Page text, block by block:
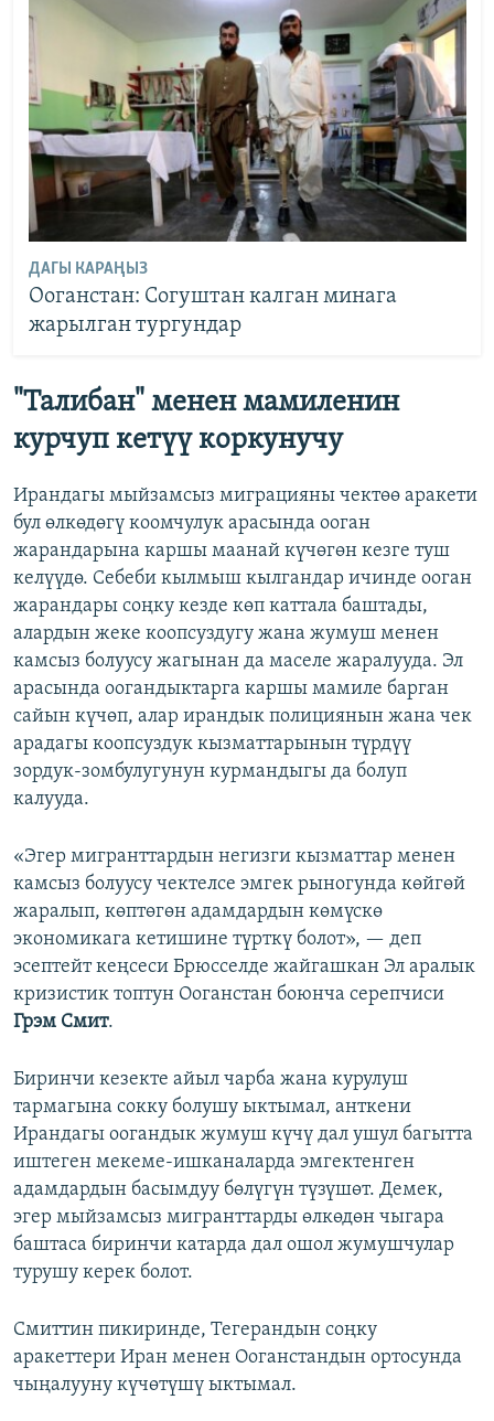
ДАГЫ КАРАҢЫЗ
Ооганстан: Согуштан калган минага
жарылган тургундар
"Талибан" менен мамиленин
курчуп кетүү коркунучу
Ирандагы мыйзамсыз миграцияны чектөө аракети
бул өлкөдөгү коомчулук арасында ооган
жарандарына каршы маанай күчөгөн кезге туш
келүүдө. Себеби кылмыш кылгандар ичинде ооган
жарандары соңку кезде көп каттала баштады,
алардын жеке коопсуздугу жана жумуш менен
камсыз болуусу жагынан да маселе жаралууда. Эл
арасында оогандыктарга каршы мамиле барган
сайын күчөп, алар ирандык полициянын жана чек
арадагы коопсуздук кызматтарынын түрдүү
зордук-зомбулугунун курмандыгы да болуп
калууда.
«Эгер мигранттардын негизги кызматтар менен
камсыз болуусу чектелсе эмгек рыногунда көйгөй
жаралып, көптөгөн адамдардын көмүскө
экономикага кетишине түрткү болот», — деп
эсептейт кеңсеси Брюсселде жайгашкан Эл аралык
кризистик топтун Ооганстан боюнча серепчиси
Грэм Смит.
Биринчи кезекте айыл чарба жана курулуш
тармагына сокку болушу ыктымал, анткени
Ирандагы оогандык жумуш күчү дал ушул багытта
иштеген мекеме-ишканаларда эмгектенген
адамдардын басымдуу бөлүгүн түзүшөт. Демек,
эгер мыйзамсыз мигранттарды өлкөдөн чыгара
баштаса биринчи катарда дал ошол жумушчулар
турушу керек болот.
Смиттин пикиринде, Тегерандын соңку
аракеттери Иран менен Ооганстандын ортосунда
чыңалууну күчөтүшү ыктымал.